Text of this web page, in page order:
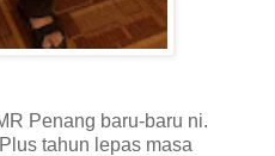
Penang baru-baru ni.
tahun lepas masa